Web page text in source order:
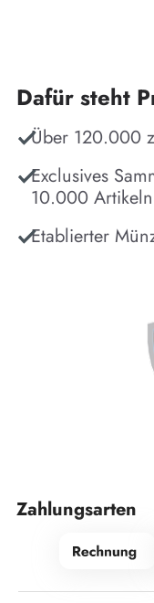
Dafür steht
Über 120.000
Exclusives
10.000 Artikeln
Etablierter
Zahlungsarten